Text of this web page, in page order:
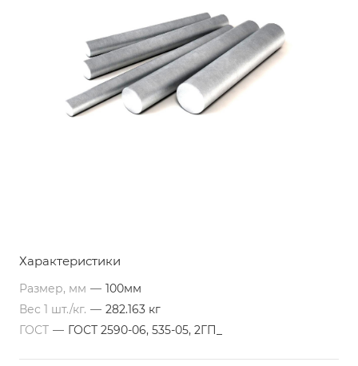
Характеристики
Размер, мм — 100мм
Вес 1 шт./кг. — 282.163 кг
ГОСТ — ГОСТ 2590-06, 535-05, 2ГП_